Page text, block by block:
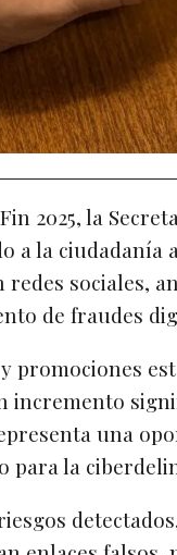
2025, la
a la
redes sociales,
de fraudes
promociones
incremento
una
para la